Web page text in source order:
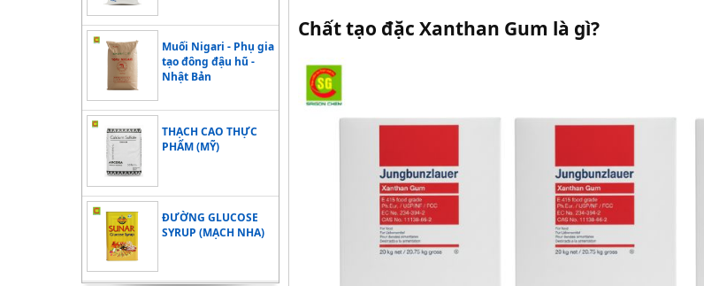
Muối Nigari - Phụ gia
tạo đông đậu hũ -
Nhật Bản
THẠCH CAO THỰC
PHẨM (MỸ)
ĐƯỜNG GLUCOSE
SYRUP (MẠCH NHA)
Chất tạo đặc Xanthan Gum là gì?